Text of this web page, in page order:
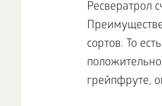
Ресвератрол
сортов. То
грейпфруте,